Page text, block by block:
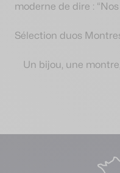
moderne de dire :
Sélection duos
Un bijou, une